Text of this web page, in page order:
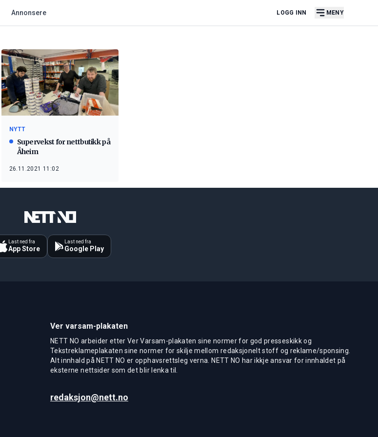
Annonsere LOGG INN MENY
NYTT
Supervekst for nettbutikk på
Åheim
26.11.2021 11:02
Last ned fra
App Store
Last ned fra
Google Play
Ver varsam-plakaten
NETT NO arbeider etter Ver Varsam-plakaten sine normer for god presseskikk og
Tekstreklameplakaten sine normer for skilje mellom redaksjonelt stoff og reklame/sponsing.
Alt innhald på NETT NO er opphavsrettsleg verna. NETT NO har ikkje ansvar for innhaldet på
eksterne nettsider som det blir lenka til.
redaksjon@nett.no